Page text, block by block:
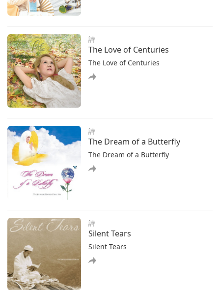
を 増やさなければ 希望はなく 多くの自然が 死んでしま
れてしまうでしょう 一部の植物は枯れてしまうし 一度肥
沃な土壌
の声が届きましたスプリームマスター テレビチームの皆
様 私はマスターの弟子です 息子は今年６歳で生まれた 時
が世界を救う ためには一時的か永久的に 死ななければな
らないと 私たちに告げたとき 数日後 息子は 内なるビジ
ョンを見て 次のように私に言いました［「ある日 瞑想を
していると 自分が蓮の花の上に 立っているのに気づき 黄
色 黒 紫の ３つの穴がある場所に 飛ばされました すぐ
に黄色い穴が 私を吸い込み 寺院に連れて行きました 私に
はマスターが 金色に光り輝き 建物のように高い 彫像とし
のが見えました その後 マスターが 動いて立ち上がりま
した 地面を揺るがすような 大きな音がしました 私は怖く
もっと観る
詩
The Love of Centuries
The Love of Centuries
詩
The Dream of a Butterfly
The Dream of a Butterfly
詩
Silent Tears
Silent Tears